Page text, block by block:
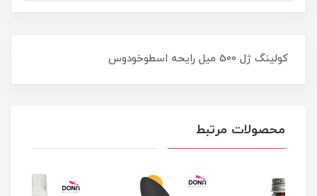
کولينگ ژل 500 ميل رايحه اسطوخودوس
محصولات مرتبط